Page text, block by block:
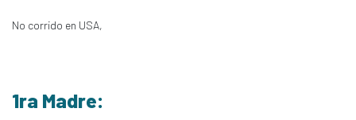
No corrido en USA,
1ra Madre: